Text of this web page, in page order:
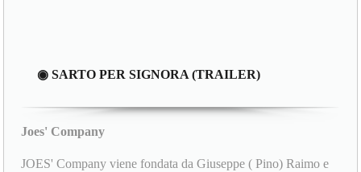
◉ SARTO PER SIGNORA (TRAILER)
Joes' Company
JOES' Company viene fondata da Giuseppe ( Pino) Raimo e